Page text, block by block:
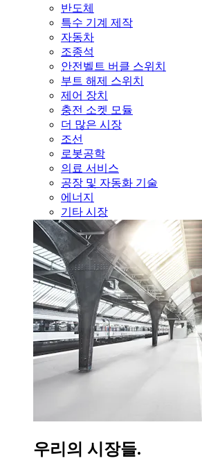
반도체
특수 기계 제작
자동차
조종석
안전벨트 버클 스위치
부트 해제 스위치
제어 장치
충전 소켓 모듈
더 많은 시장
조선
로봇공학
의료 서비스
공장 및 자동화 기술
에너지
기타 시장
우리의 시장들.